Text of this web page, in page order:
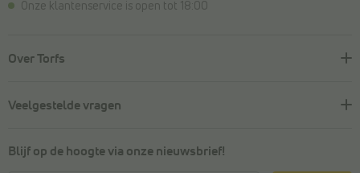
Onze klantenservice is open tot 18:00
Over Torfs
Veelgestelde vragen
Blijf op de hoogte via onze nieuwsbrief!